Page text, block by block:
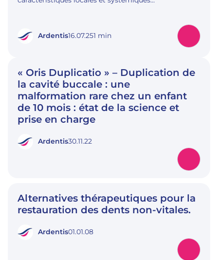
Ardentis16.07.251 min
« Oris Duplicatio » – Duplication de
la cavité buccale : une
malformation rare chez un enfant
de 10 mois : état de la science et
prise en charge
Ardentis30.11.22
Alternatives thérapeutiques pour la
restauration des dents non-vitales.
Ardentis01.01.08